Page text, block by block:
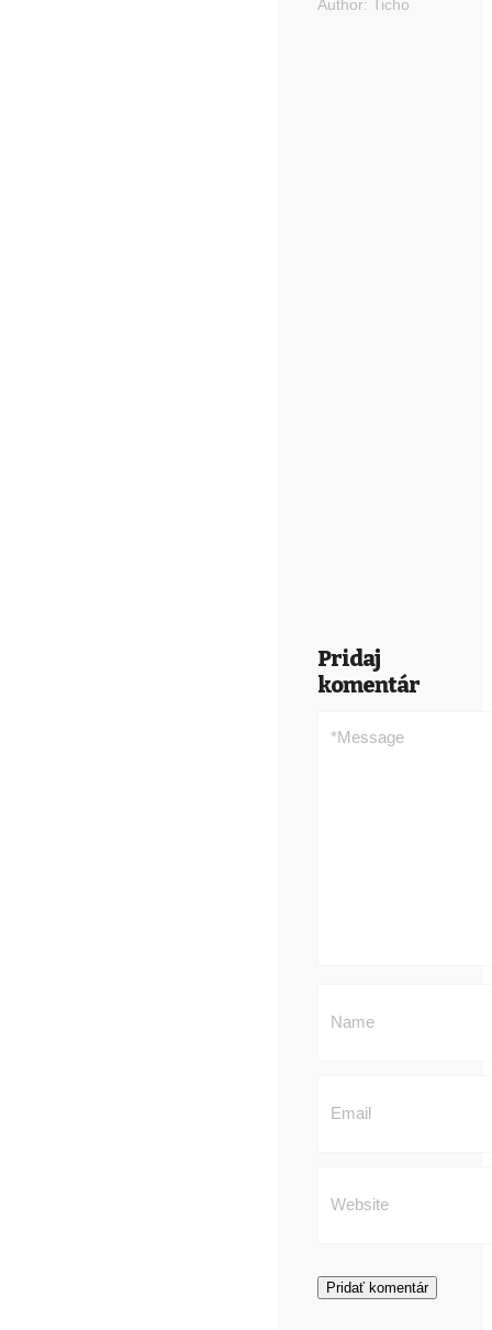
Author: Ticho
Pridaj
komentár